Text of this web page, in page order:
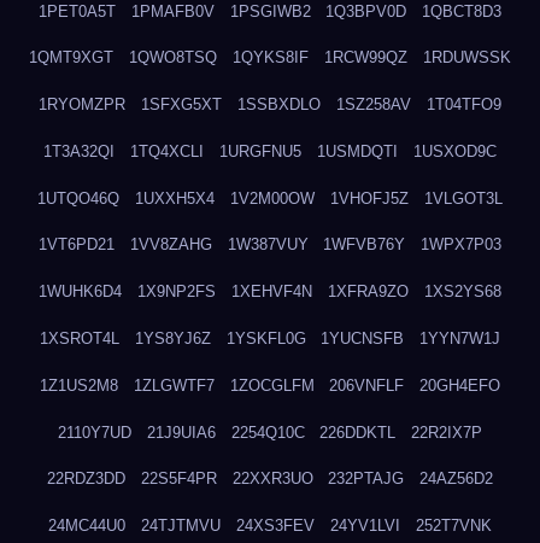
1PET0A5T 1PMAFB0V 1PSGIWB2 1Q3BPV0D 1QBCT8D3
1QMT9XGT 1QWO8TSQ 1QYKS8IF 1RCW99QZ 1RDUWSSK
1RYOMZPR 1SFXG5XT 1SSBXDLO 1SZ258AV 1T04TFO9
1T3A32QI 1TQ4XCLI 1URGFNU5 1USMDQTI 1USXOD9C
1UTQO46Q 1UXXH5X4 1V2M00OW 1VHOFJ5Z 1VLGOT3L
1VT6PD21 1VV8ZAHG 1W387VUY 1WFVB76Y 1WPX7P03
1WUHK6D4 1X9NP2FS 1XEHVF4N 1XFRA9ZO 1XS2YS68
1XSROT4L 1YS8YJ6Z 1YSKFL0G 1YUCNSFB 1YYN7W1J
1Z1US2M8 1ZLGWTF7 1ZOCGLFM 206VNFLF 20GH4EFO
2110Y7UD 21J9UIA6 2254Q10C 226DDKTL 22R2IX7P
22RDZ3DD 22S5F4PR 22XXR3UO 232PTAJG 24AZ56D2
24MC44U0 24TJTMVU 24XS3FEV 24YV1LVI 252T7VNK